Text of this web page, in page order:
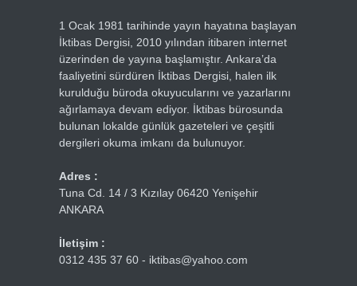
1 Ocak 1981 tarihinde yayın hayatına başlayan
İktibas Dergisi, 2010 yılından itibaren internet
üzerinden de yayına başlamıştır. Ankara’da
faaliyetini sürdüren İktibas Dergisi, halen ilk
kurulduğu büroda okuyucularını ve yazarlarını
ağırlamaya devam ediyor. İktibas bürosunda
bulunan lokalde günlük gazeteleri ve çeşitli
dergileri okuma imkanı da bulunuyor.
Adres :
Tuna Cd. 14 / 3 Kızılay 06420 Yenişehir
ANKARA
İletişim :
0312 435 37 60 - iktibas@yahoo.com